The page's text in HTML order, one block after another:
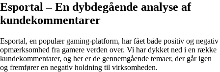
Esportal – En dybdegående analyse af
kundekommentarer
Esportal, en populær gaming-platform, har fået både positiv og negativ
opmærksomhed fra gamere verden over. Vi har dykket ned i en række
kundekommentarer, og her er de gennemgående temaer, der går igen
og fremfører en negativ holdning til virksomheden.